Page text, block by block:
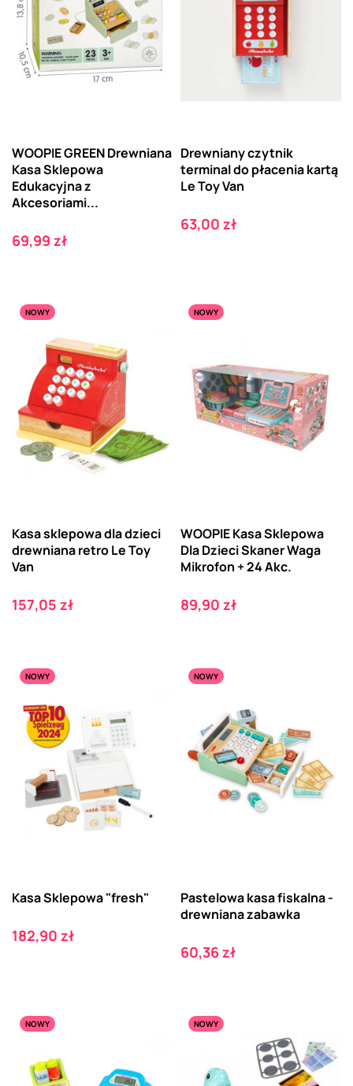
WOOPIE GREEN Drewniana
Kasa Sklepowa
Edukacyjna z
Akcesoriami...
Cena
69,99 zł
Drewniany czytnik
terminal do płacenia kartą
Le Toy Van
Cena
63,00 zł
NOWY
Kasa sklepowa dla dzieci
drewniana retro Le Toy
Van
Cena
157,05 zł
NOWY
WOOPIE Kasa Sklepowa
Dla Dzieci Skaner Waga
Mikrofon + 24 Akc.
Cena
89,90 zł
NOWY
Kasa Sklepowa "fresh"
Cena
182,90 zł
NOWY
Pastelowa kasa fiskalna -
drewniana zabawka
Cena
60,36 zł
NOWY NOWY